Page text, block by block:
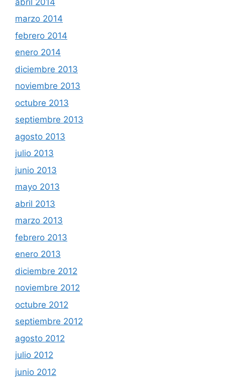
marzo 2014
febrero 2014
enero 2014
diciembre 2013
noviembre 2013
octubre 2013
septiembre 2013
agosto 2013
julio 2013
junio 2013
mayo 2013
abril 2013
marzo 2013
febrero 2013
enero 2013
diciembre 2012
noviembre 2012
octubre 2012
septiembre 2012
agosto 2012
julio 2012
junio 2012